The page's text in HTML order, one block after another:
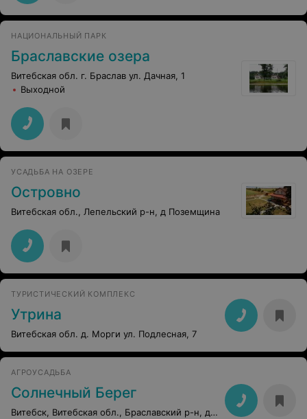
НАЦИОНАЛЬНЫЙ ПАРК
Браславские озера
Витебская обл. г. Браслав ул. Дачная, 1
Выходной
УСАДЬБА НА ОЗЕРЕ
Островно
Витебская обл., Лепельский р-н, д Поземщина
ТУРИСТИЧЕСКИЙ КОМПЛЕКС
Утрина
Витебская обл. д. Морги ул. Подлесная, 7
АГРОУСАДЬБА
Солнечный Берег
Витебск, Витебская обл., Браславский р-н, д. Хвосты, 21